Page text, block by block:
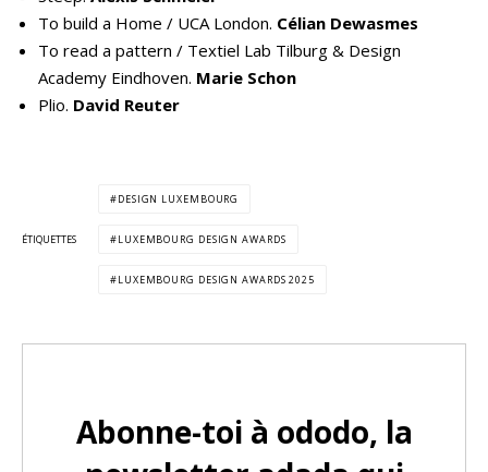
To build a Home / UCA London. Célian Dewasmes
To read a pattern / Textiel Lab Tilburg & Design
Academy Eindhoven. Marie Schon
Plio. David Reuter
ÉTIQUETTES
DESIGN LUXEMBOURG
LUXEMBOURG DESIGN AWARDS
LUXEMBOURG DESIGN AWARDS 2025